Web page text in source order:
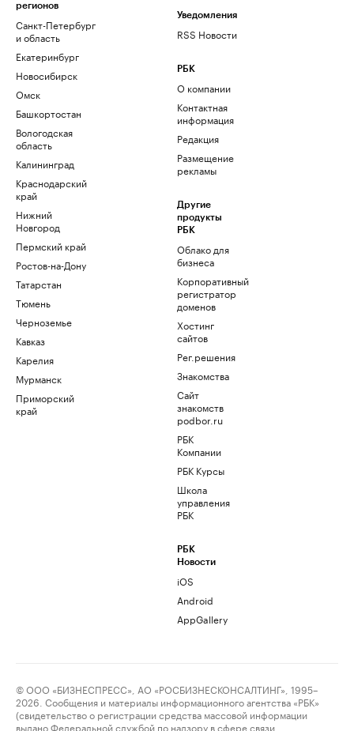
регионов
Санкт-Петербург
и область
Екатеринбург
Новосибирск
Омск
Башкортостан
Вологодская
область
Калининград
Краснодарский
край
Нижний
Новгород
Пермский край
Ростов-на-Дону
Татарстан
Тюмень
Черноземье
Кавказ
Карелия
Мурманск
Приморский
край
Уведомления
RSS Новости
РБК
О компании
Контактная
информация
Редакция
Размещение
рекламы
Другие
продукты
РБК
Облако для
бизнеса
Корпоративный
регистратор
доменов
Хостинг
сайтов
Рег.решения
Знакомства
Сайт
знакомств
podbor.ru
РБК
Компании
РБК Курсы
Школа
управления
РБК
РБК
Новости
iOS
Android
AppGallery
© ООО «БИЗНЕСПРЕСС», АО «РОСБИЗНЕСКОНСАЛТИНГ», 1995–
2026. Сообщения и материалы информационного агентства «РБК»
(свидетельство о регистрации средства массовой информации
выдано Федеральной службой по надзору в сфере связи,